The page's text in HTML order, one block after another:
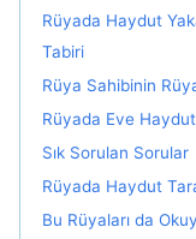
Rüyada Haydut
Tabiri
Rüya Sahibinin
Rüyada Eve
Sık Sorulan Sorular
Rüyada Haydut
Bu Rüyaları da